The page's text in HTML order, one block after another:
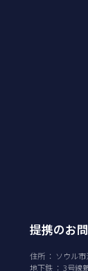
提携のお
住所 ： ソウル
地下鉄 ： 3号線